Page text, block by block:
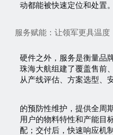
动都能被快速定位和处置。
服务赋能：让领军更具温度
硬件之外，服务是衡量品
珠海大航组建了覆盖售前
从产线评估、方案选型、
的预防性维护，提供全周
用户的物料特性和产能目
配；交付后，快速响应机